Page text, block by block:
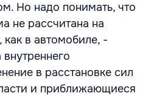
Но надо понимать, что
не рассчитана на
как в автомобиле, -
в расстановке сил
и приближающиеся